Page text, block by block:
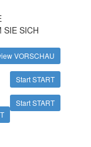
SIE SICH
VORSCHAU
Start START
Start START